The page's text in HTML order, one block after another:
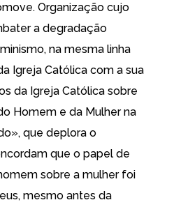
Organização cujo
a degradação
, na mesma linha
Igreja Católica com a sua
da Igreja Católica sobre
Homem e da Mulher na
», que deplora o
que o papel de
sobre a mulher foi
mesmo antes da